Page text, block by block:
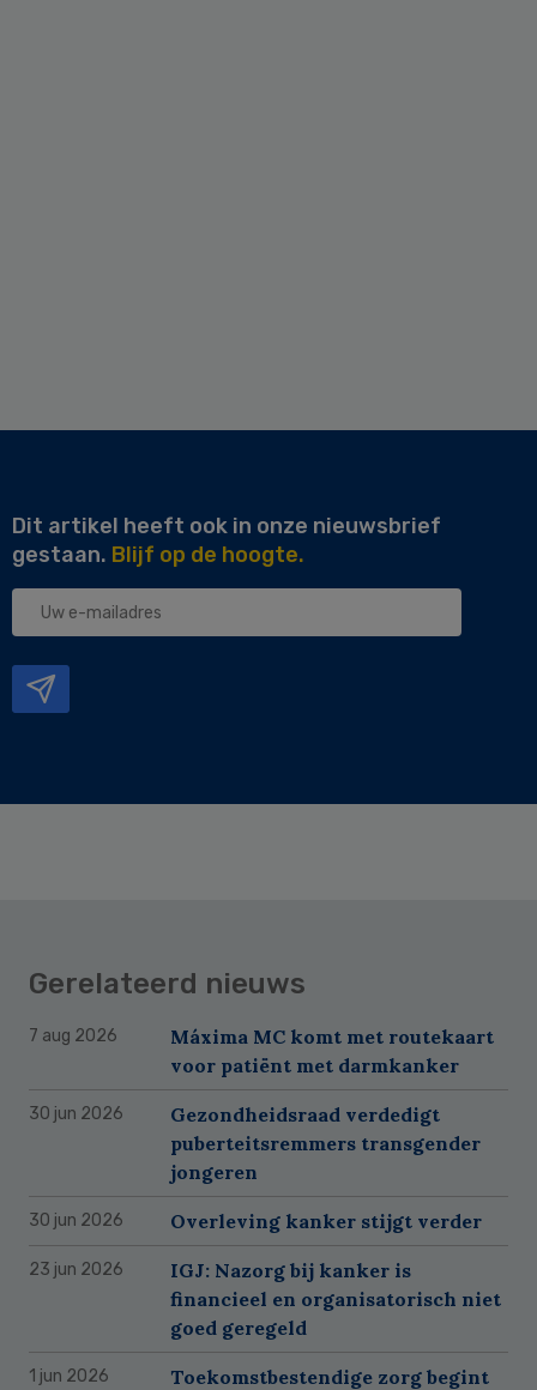
Dit artikel heeft ook in onze nieuwsbrief
gestaan. Blijf op de hoogte.
Uw
Gerelateerd nieuws
7 aug 2026
Máxima MC komt met routekaart
voor patiënt met darmkanker
30 jun 2026
Gezondheidsraad verdedigt
puberteitsremmers transgender
jongeren
30 jun 2026 Overleving kanker stijgt verder
23 jun 2026
IGJ: Nazorg bij kanker is
financieel en organisatorisch niet
goed geregeld
1 jun 2026
Toekomstbestendige zorg begint